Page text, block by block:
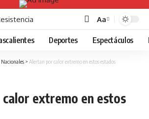
Font
Resizer
Aa
Deportes Espectáculos
Nacionales > Alertan por calor extremo en estos estados
extremo en estos